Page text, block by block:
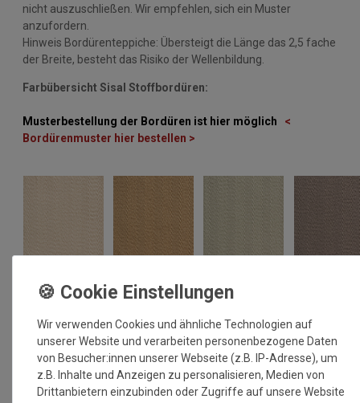
nicht auszuschließen. Wir empfehlen, sich ein Muster
anzufordern.
Hinweis Bordürenteppiche: Übersteigt die Länge das 2,5 fache
der Breite, besteht das Risiko der Wellenbildung.
Farbübersicht Sisal Stoffbordüren:
Musterbestellung der Bordüren ist hier möglich
<
Bordürenmuster hier bestellen >
Wir verwenden Cookies und ähnliche Technologien auf
unserer Website und verarbeiten personenbezogene Daten
von Besucher:innen unserer Webseite (z.B. IP-Adresse), um
z.B. Inhalte und Anzeigen zu personalisieren, Medien von
Drittanbietern einzubinden oder Zugriffe auf unsere Website